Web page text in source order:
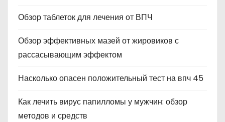
Обзор таблеток для лечения от ВПЧ
Обзор эффективных мазей от жировиков с
рассасывающим эффектом
Насколько опасен положительный тест на впч 45
Как лечить вирус папилломы у мужчин: обзор
методов и средств